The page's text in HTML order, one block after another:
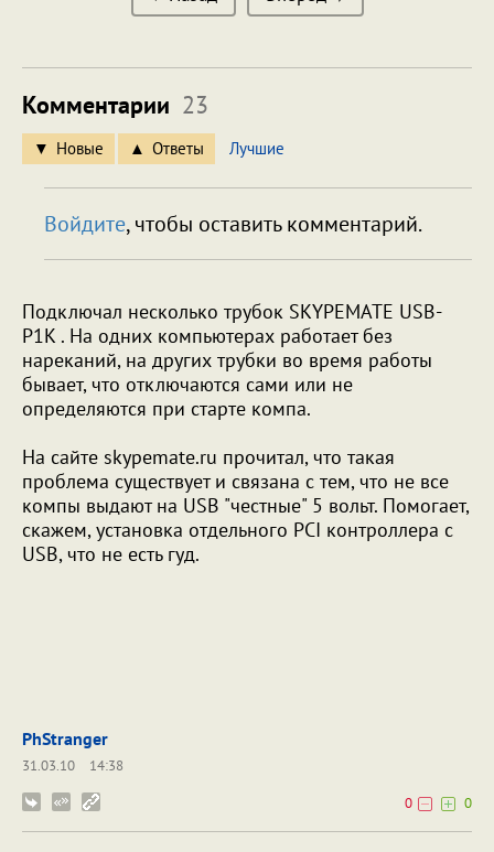
Комментарии 23
Новые Ответы Лучшие
Войдите, чтобы оставить комментарий.
Подключал несколько трубок SKYPEMATE USB-
P1K . На одних компьютерах работает без
нареканий, на других трубки во время работы
бывает, что отключаются сами или не
определяются при старте компа.
На сайте skypemate.ru прочитал, что такая
проблема существует и связана с тем, что не все
компы выдают на USB "честные" 5 вольт. Помогает,
скажем, установка отдельного PCI контроллера с
USB, что не есть гуд.
PhStranger
31.03.10
14:38
0
0